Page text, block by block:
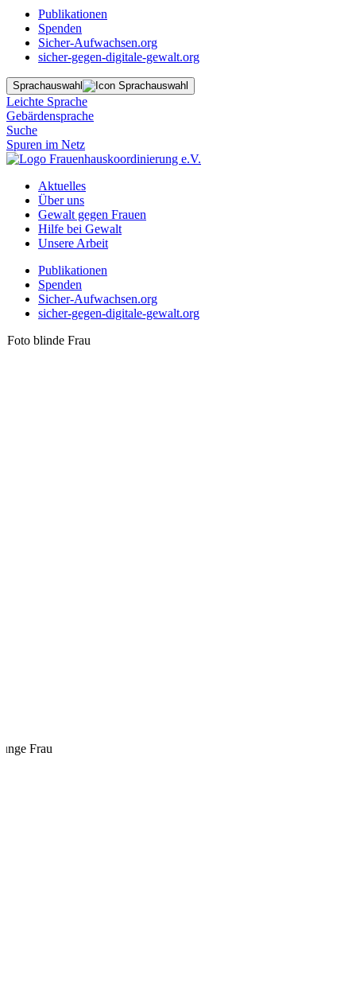
Publikationen
Spenden
Sicher-Aufwachsen.org
sicher-gegen-digitale-gewalt.org
Sprachauswahl
Leichte Sprache
Gebärdensprache
Suche
Spuren im Netz
Aktuelles
Über uns
Gewalt gegen Frauen
Hilfe bei Gewalt
Unsere Arbeit
Publikationen
Spenden
Sicher-Aufwachsen.org
sicher-gegen-digitale-gewalt.org